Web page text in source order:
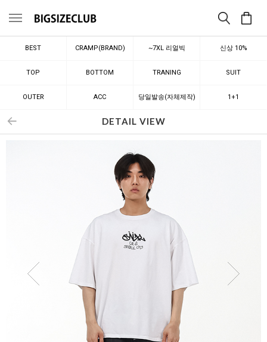
메뉴
BEST CRAMP(BRAND) ~7XL 리얼빅 신상 10%
TOP BOTTOM TRANING SUIT
OUTER ACC 당일발송(자체제작) 1+1
DETAIL VIEW